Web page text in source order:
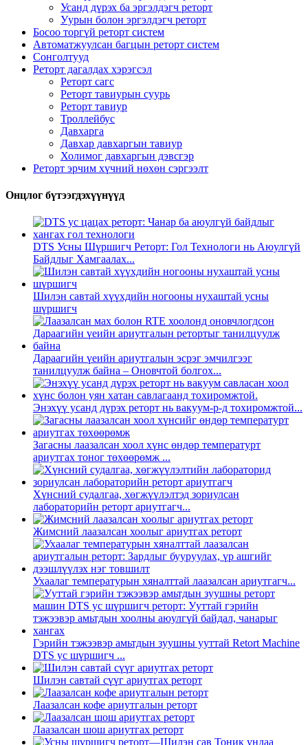
Усанд дүрэх ба эргэлдэгч реторт
Уурын болон эргэлдэгч реторт
Босоо торгүй реторт систем
Автоматжуулсан багцын реторт систем
Сонголтууд
Реторт дагалдах хэрэгсэл
Реторт сагс
Реторт тавиурын суурь
Реторт тавиур
Троллейбус
Давхарга
Давхар давхаргын тавиур
Холимог давхаргын дэвсгэр
Реторт эрчим хүчний нөхөн сэргээлт
Онцлог бүтээгдэхүүнүүд
DTS Усны Шүршигч Реторт: Гол Технологи нь Аюулгүй
Байдлыг Хамгаалах...
Шилэн савтай хүүхдийн ногооны нухаштай усны
шүршигч
Дараагийн үеийн ариутгалын эсрэг эмчилгээг
танилцуулж байна – Оновчтой болгох...
Энэхүү усанд дүрэх реторт нь вакуум-p-д тохиромжтой...
Загасны лаазалсан хоол хүнс өндөр температурт
ариутгах тоног төхөөрөмж ...
Хүнсний судалгаа, хөгжүүлэлтэд зориулсан
лабораторийн реторт ариутгагч...
Жимсний лаазалсан хоолыг ариутгах реторт
Ухаалаг температурын хяналттай лаазалсан ариутгагч...
Гэрийн тэжээвэр амьтдын зуушны ууттай Retort Machine
DTS ус шүршигч ...
Шилэн савтай сүүг ариутгах реторт
Лаазалсан кофе ариутгалын реторт
Лаазалсан шош ариутгах реторт